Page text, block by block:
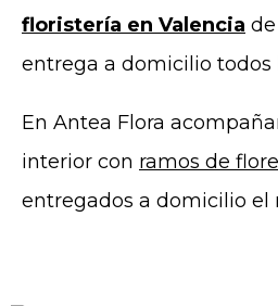
floristería en Valencia
entrega a domicilio todos
En Antea Flora
interior con ramos de
entregados a domicilio el